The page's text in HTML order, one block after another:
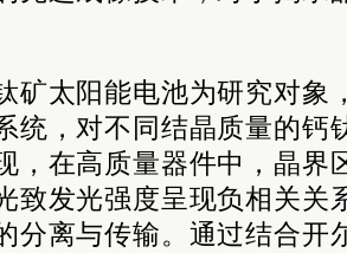
矿太阳能电池为研究对象
统，对不同结晶质量的钙
，在高质量器件中，晶界
致发光强度呈现负相关关
分离与传输。通过结合开